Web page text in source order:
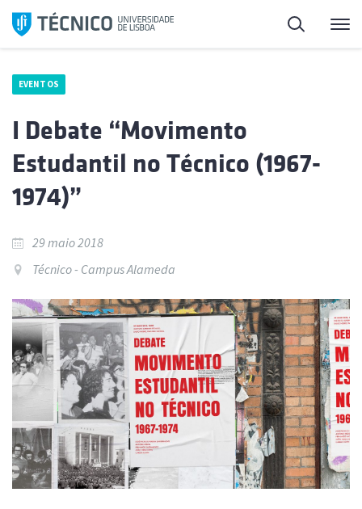
Saltar
para
Pesquisa
EVENTOS
I Debate “Movimento
Estudantil no Técnico (1967-
1974)”
29 maio 2018
Técnico - Campus Alameda